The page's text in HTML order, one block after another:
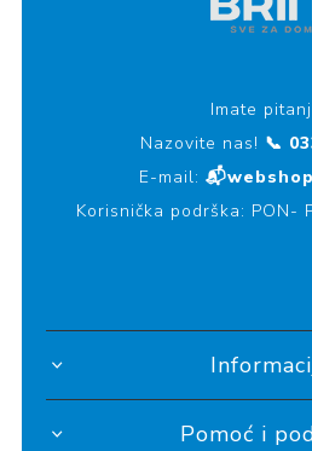
Imate
Nazovite nas! 📞
E-mail:
Korisnička podrška: PON-
Pomoć i